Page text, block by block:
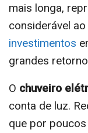
mais longa,
considerável
investimentos
grandes
O chuveiro
conta de luz.
que por